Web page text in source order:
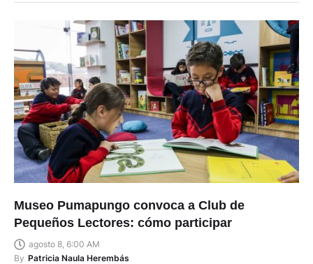
Museo Pumapungo convoca a Club de
Pequeños Lectores: cómo participar
agosto 8, 6:00 AM
By Patricia Naula Herembás